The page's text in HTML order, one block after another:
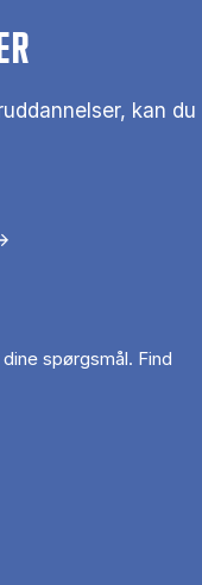
kan du
spørgsmål. Find